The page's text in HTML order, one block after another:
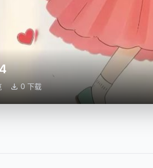
0 下载